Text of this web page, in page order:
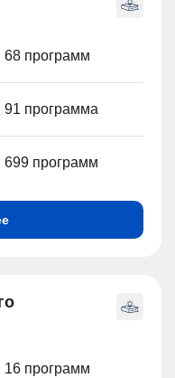
68 программ
91 программа
699 программ
16 программ